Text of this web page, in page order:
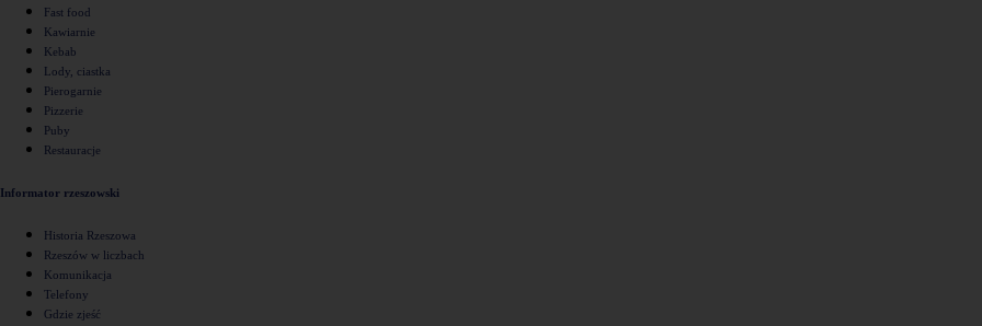
Fast food
Kawiarnie
Kebab
Lody, ciastka
Pierogarnie
Pizzerie
Puby
Restauracje
Informator rzeszowski
Historia Rzeszowa
Rzeszów w liczbach
Komunikacja
Telefony
Gdzie zjeść